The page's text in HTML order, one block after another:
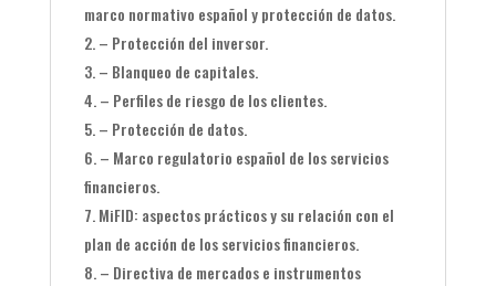
marco normativo español y protección de datos.
– Protección del inversor.
– Blanqueo de capitales.
– Perfiles de riesgo de los clientes.
– Protección de datos.
– Marco regulatorio español de los servicios
financieros.
MiFID: aspectos prácticos y su relación con el
plan de acción de los servicios financieros.
– Directiva de mercados e instrumentos